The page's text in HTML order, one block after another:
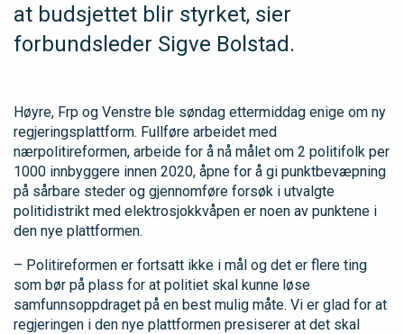
at budsjettet blir styrket, sier
forbundsleder Sigve Bolstad.
Høyre, Frp og Venstre ble søndag ettermiddag enige om ny
regjeringsplattform. Fullføre arbeidet med
nærpolitireformen, arbeide for å nå målet om 2 politifolk per
1000 innbyggere innen 2020, åpne for å gi punktbevæpning
på sårbare steder og gjennomføre forsøk i utvalgte
politidistrikt med elektrosjokkvåpen er noen av punktene i
den nye plattformen.
– Politireformen er fortsatt ikke i mål og det er flere ting
som bør på plass for at politiet skal kunne løse
samfunnsoppdraget på en best mulig måte. Vi er glad for at
regjeringen i den nye plattformen presiserer at det skal